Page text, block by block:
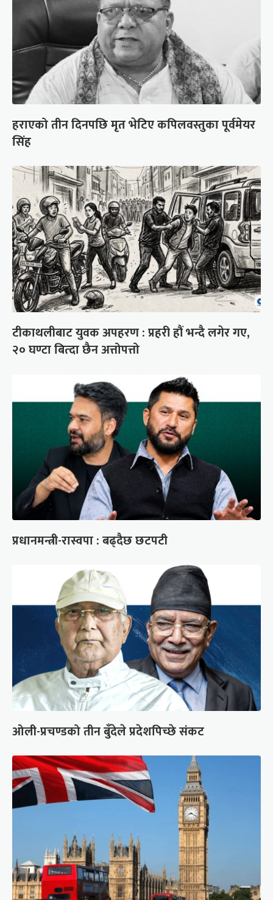
हराएको तीन दिनपछि मृत भेटिए कपिलवस्तुका पूर्वमेयर
सिंह
टीकाथलीबाट युवक अपहरण : प्रहरी हौं भन्दै लगेर गए,
२० घण्टा बित्दा छैन अत्तोपत्तो
प्रधानमन्त्री-रास्वपा : बढ्दैछ छटपटी
ओली-प्रचण्डको तीन बुँदेले प्रदेशपिच्छे संकट